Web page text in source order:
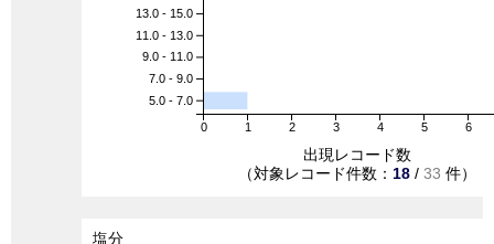
0 1 2 3 4 5 6
13.0 - 15.0
11.0 - 13.0
9.0 - 11.0
7.0 - 9.0
5.0 - 7.0
出現レコード数
（対象レコード件数： 18 / 33 件）
塩分